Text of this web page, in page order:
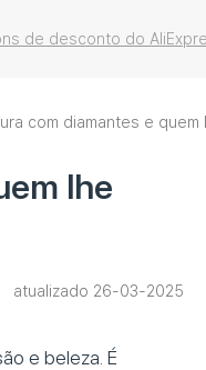
de desconto do
com diamantes e quem
lhe
atualizado 26-03-2025
e beleza. É